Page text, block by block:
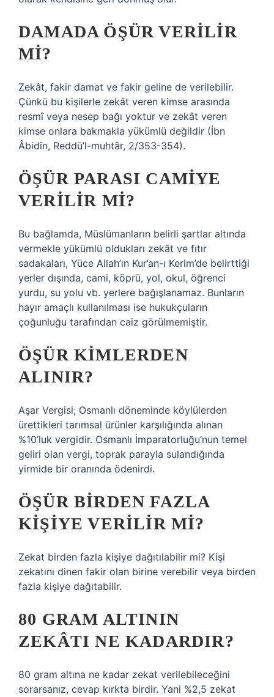
DAMADA ÖŞÜR VERILIR
MI?
Zekât, fakir damat ve fakir geline de verilebilir.
Çünkü bu kişilerle zekât veren kimse arasında
resmî veya nesep bağı yoktur ve zekât veren
kimse onlara bakmakla yükümlü değildir (İbn
Âbidîn, Reddü’l-muhtâr, 2/353-354).
ÖŞÜR PARASI CAMIYE
VERILIR MI?
Bu bağlamda, Müslümanların belirli şartlar altında
vermekle yükümlü oldukları zekât ve fıtır
sadakaları, Yüce Allah’ın Kur’an-ı Kerim’de belirttiği
yerler dışında, cami, köprü, yol, okul, öğrenci
yurdu, su yolu vb. yerlere bağışlanamaz. Bunların
hayır amaçlı kullanılması ise hukukçuların
çoğunluğu tarafından caiz görülmemiştir.
ÖŞÜR KIMLERDEN
ALINIR?
Aşar Vergisi; Osmanlı döneminde köylülerden
ürettikleri tarımsal ürünler karşılığında alınan
%10’luk vergidir. Osmanlı İmparatorluğu’nun temel
geliri olan vergi, toprak parayla sulandığında
yirmide bir oranında ödenirdi.
ÖŞÜR BIRDEN FAZLA
KIŞIYE VERILIR MI?
Zekat birden fazla kişiye dağıtılabilir mi? Kişi
zekatını dinen fakir olan birine verebilir veya birden
fazla kişiye dağıtabilir.
80 GRAM ALTININ
ZEKÂTI NE KADARDIR?
80 gram altına ne kadar zekat verilebileceğini
sorarsanız, cevap kırkta birdir. Yani %2,5 zekat